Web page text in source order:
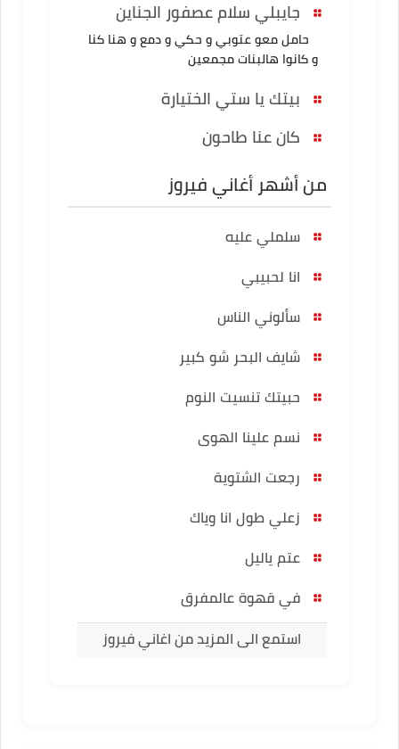
جايبلي سلام عصفور الجناين
حامل معو عتوبي و حكي و دمع و هنا كنا
و كانوا هالبنات مجمعين
بيتك يا ستي الختيارة
كان عنا طاحون
من أشهر أغاني فيروز
سلملي عليه
انا لحبيبي
سألوني الناس
شايف البحر شو كبير
حبيتك تنسيت النوم
نسم علينا الهوى
رجعت الشتوية
زعلي طول انا وياك
عتم ياليل
في قهوة عالمفرق
استمع الى المزيد من اغاني فيروز